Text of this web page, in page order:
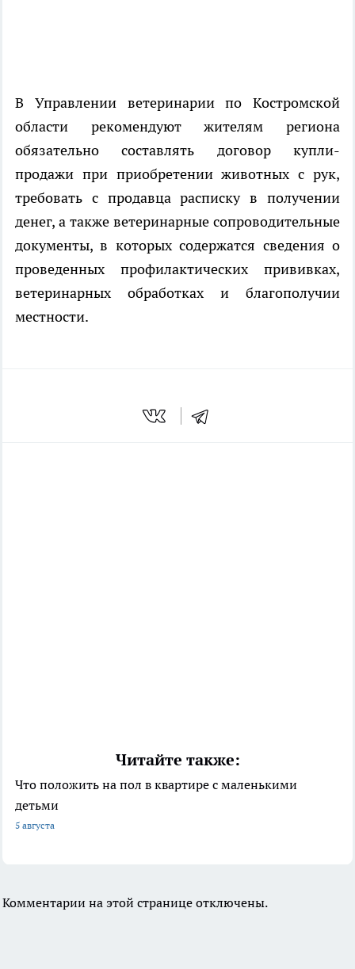
В Управлении ветеринарии по Костромской
области рекомендуют жителям региона
обязательно составлять договор купли-
продажи при приобретении животных с рук,
требовать с продавца расписку в получении
денег, а также ветеринарные сопроводительные
документы, в которых содержатся сведения о
проведенных профилактических прививках,
ветеринарных обработках и благополучии
местности.
Читайте также:
Что положить на пол в квартире с маленькими
детьми
5 августа
Комментарии на этой странице отключены.